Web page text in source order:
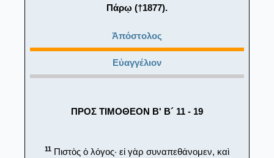
Πάρῳ (†1877).
Ἀπόστολος
Εὐαγγέλιον
ΠΡΟΣ ΤΙΜΟΘΕΟΝ Β' Β´ 11 - 19
11 Πιστὸς ὁ λόγος· εἰ γὰρ συναπεθάνομεν, καὶ